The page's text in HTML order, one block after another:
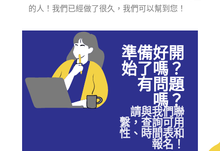
的人！我們已經做了很久，我們可以幫到您！
準備好開
始了嗎？
有問題
嗎？
請與我們聯
繫，查詢可用
性、時間表和
報名！